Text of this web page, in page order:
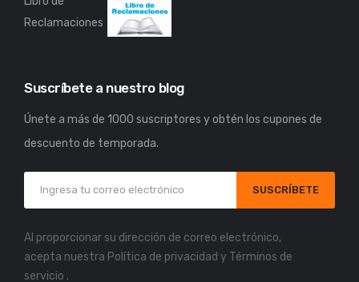
Reclamaciones
Suscríbete a nuestro blog
Únete a más de 1000 suscriptores y obtén los cupones de
descuento de temporada.
SUSCRÍBETE
Al proporcionar su dirección de correo electrónico,
acepta nuestra Política de privacidad y Términos de
servicio .